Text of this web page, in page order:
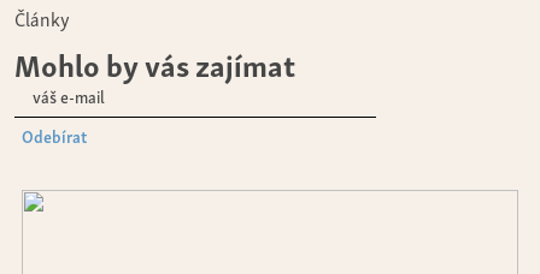
Články
Mohlo by vás zajímat
Odebírat